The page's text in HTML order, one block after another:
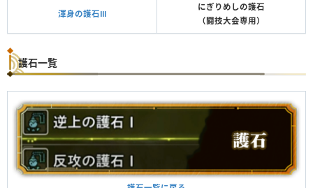
渾身の護石Ⅲ
にぎりめしの護石
（闘技大会専用）
護石一覧